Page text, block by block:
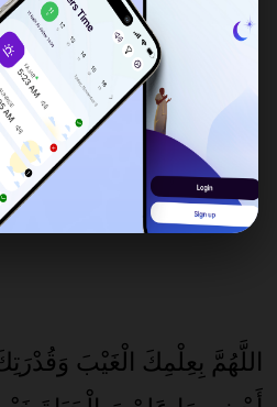
et je me mets sous Ta protection contre
wa a'oûdhou bika mina n-nar.
voir Sahih Ibn Majah (2/328).
اللَّهُمَّ بِعِلْمِكَ الْغَيْبَ